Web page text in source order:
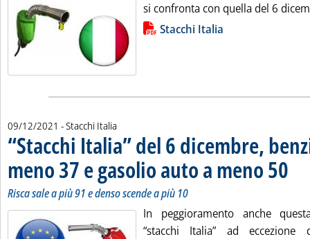
si confronta con quella del 6
Lista allegati PDF alla notizia
Stacchi Italia
09/12/2021 - Stacchi Italia
“Stacchi Italia” del 6 dicembre,
meno 37 e gasolio auto a meno 50
Risca sale a più 91 e denso scende a più 10
In peggioramento anche
“stacchi Italia” ad